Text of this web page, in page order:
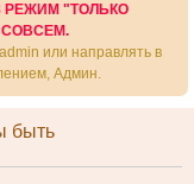
РЕЖИМ "ТОЛЬКО
СОВСЕМ.
или направлять в
Админ.
быть